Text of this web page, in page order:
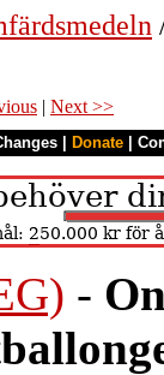
| Next >>
Donate
-